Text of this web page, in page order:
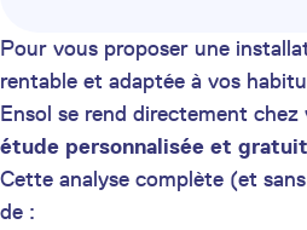
Pour vous proposer une
rentable et adaptée à vos
Ensol se rend directement
étude personnalisée et
Cette analyse complète (et
de :